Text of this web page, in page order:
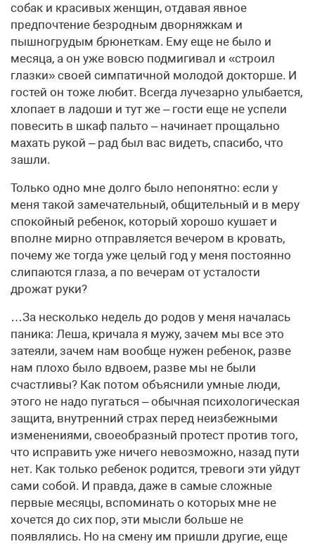
собак и красивых женщин, отдавая явное
предпочтение безродным дворняжкам и
пышногрудым брюнеткам. Ему еще не было и
месяца, а он уже вовсю подмигивал и «строил
глазки» своей симпатичной молодой докторше. И
гостей он тоже любит. Всегда лучезарно улыбается,
хлопает в ладоши и тут же – гости еще не успели
повесить в шкаф пальто – начинает прощально
махать рукой – рад был вас видеть, спасибо, что
зашли.
Только одно мне долго было непонятно: если у
меня такой замечательный, общительный и в меру
спокойный ребенок, который хорошо кушает и
вполне мирно отправляется вечером в кровать,
почему же тогда уже целый год у меня постоянно
слипаются глаза, а по вечерам от усталости
дрожат руки?
…За несколько недель до родов у меня началась
паника: Леша, кричала я мужу, зачем мы все это
затеяли, зачем нам вообще нужен ребенок, разве
нам плохо было вдвоем, разве мы не были
счастливы? Как потом объяснили умные люди,
этого не надо пугаться – обычная психологическая
защита, внутренний страх перед неизбежными
изменениями, своеобразный протест против того,
что исправить уже ничего невозможно, назад пути
нет. Как только ребенок родится, тревоги эти уйдут
сами собой. И правда, даже в самые сложные
первые месяцы, вспоминать о которых мне не
хочется до сих пор, эти мысли больше не
появлялись. Но на смену им пришли другие, еще